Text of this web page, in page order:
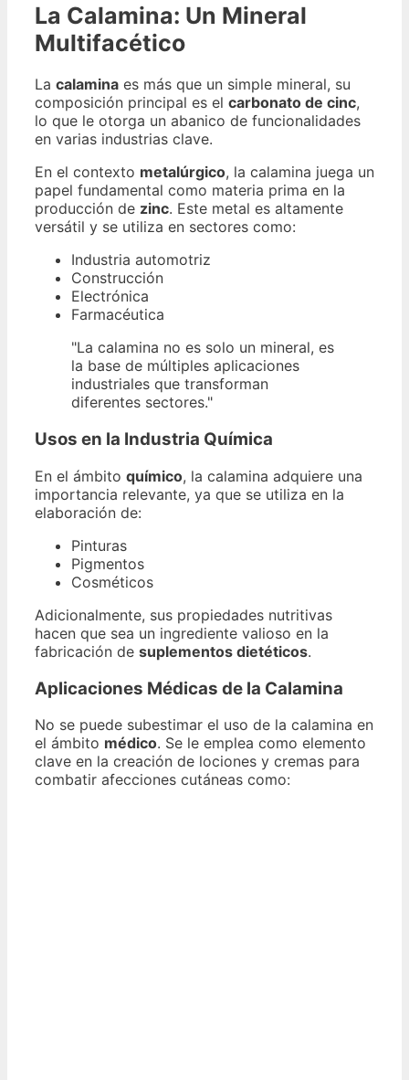
La Calamina: Un Mineral
Multifacético
La calamina es más que un simple mineral, su
composición principal es el carbonato de cinc,
lo que le otorga un abanico de funcionalidades
en varias industrias clave.
En el contexto metalúrgico, la calamina juega un
papel fundamental como materia prima en la
producción de zinc. Este metal es altamente
versátil y se utiliza en sectores como:
Industria automotriz
Construcción
Electrónica
Farmacéutica
"La calamina no es solo un mineral, es
la base de múltiples aplicaciones
industriales que transforman
diferentes sectores."
Usos en la Industria Química
En el ámbito químico, la calamina adquiere una
importancia relevante, ya que se utiliza en la
elaboración de:
Pinturas
Pigmentos
Cosméticos
Adicionalmente, sus propiedades nutritivas
hacen que sea un ingrediente valioso en la
fabricación de suplementos dietéticos.
Aplicaciones Médicas de la Calamina
No se puede subestimar el uso de la calamina en
el ámbito médico. Se le emplea como elemento
clave en la creación de lociones y cremas para
combatir afecciones cutáneas como: